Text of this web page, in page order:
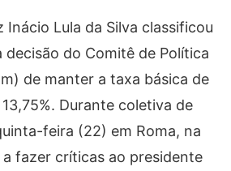
Inácio Lula da Silva classificou
decisão do Comitê de Política
de manter a taxa básica de
Durante coletiva de
feira (22) em Roma, na
fazer críticas ao presidente